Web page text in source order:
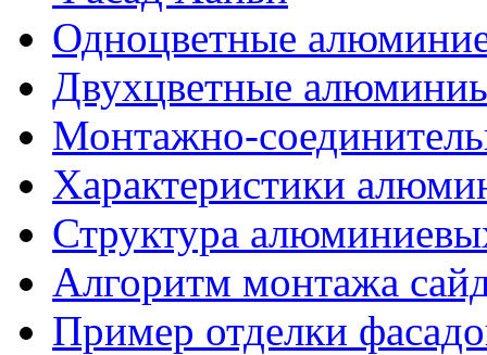
Одноцветные
Двухцветные
Монтажно-
Характеристики
Структура
Алгоритм монтажа
Пример отделки